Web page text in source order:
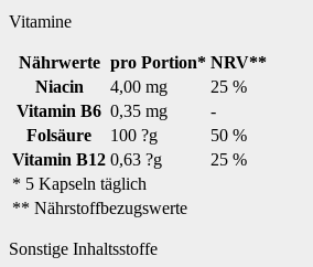
Vitamine
Nährwerte pro Portion* NRV**
Niacin
4,00 mg
25 %
Vitamin B6 0,35 mg
-
Folsäure
100 ?g
50 %
Vitamin B12 0,63 ?g
25 %
* 5 Kapseln täglich
** Nährstoffbezugswerte
Sonstige Inhaltsstoffe